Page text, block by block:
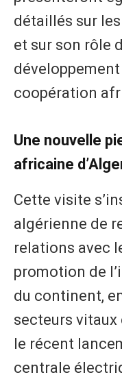
détaillés sur
et sur son rôle
coopération
Une nouvelle
africaine
Cette visite
algérienne de
relations avec
promotion de
du continent,
secteurs vitaux
le récent
centrale